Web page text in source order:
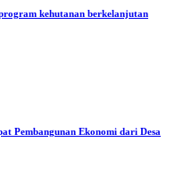
kehutanan berkelanjutan
Pembangunan Ekonomi dari Desa